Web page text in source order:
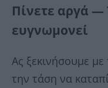
Πίνετε αργά
ευγνωμονεί
Ας ξεκινήσουμε
την τάση να